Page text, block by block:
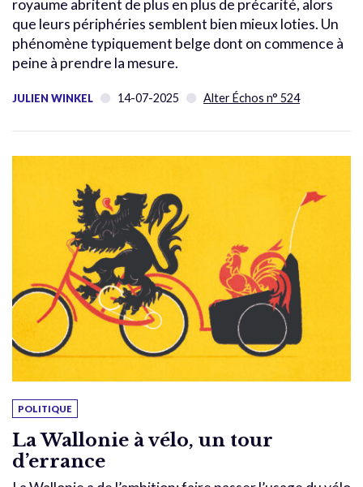
royaume abritent de plus en plus de précarité, alors
que leurs périphéries semblent bien mieux loties. Un
phénomène typiquement belge dont on commence à
peine à prendre la mesure.
JULIEN WINKEL 14-07-2025 Alter Échos n° 524
POLITIQUE
La Wallonie à vélo, un tour
d’errance